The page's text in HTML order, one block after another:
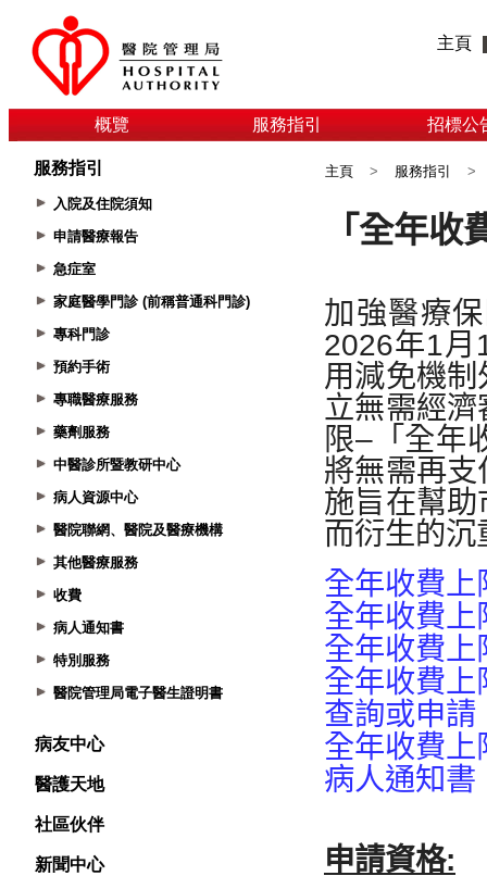
主頁
概覽 服務指引 招標公
服務指引
入院及住院須知
申請醫療報告
急症室
家庭醫學門診 (前稱普通科門診)
專科門診
預約手術
專職醫療服務
藥劑服務
中醫診所暨教研中心
病人資源中心
醫院聯網、醫院及醫療機構
其他醫療服務
收費
病人通知書
特別服務
醫院管理局電子醫生證明書
病友中心
醫護天地
社區伙伴
新聞中心
主頁 > 服務指引 >